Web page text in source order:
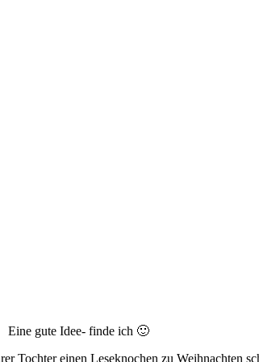
Eine gute Idee- finde ich 🙂
Tochter einen Leseknochen zu Weihnachten